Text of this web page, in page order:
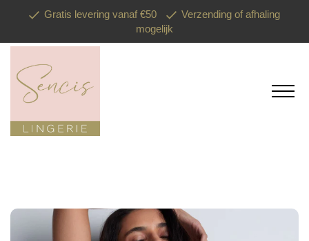
Gratis levering vanaf €50
Verzending of afhaling
mogelijk